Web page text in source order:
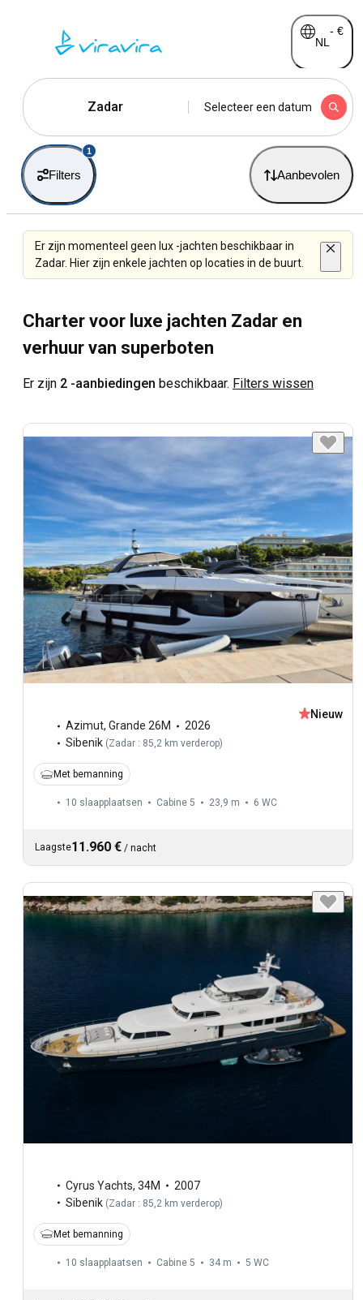
NL
- €
Zadar Selecteer een datum
Filters
1
Aanbevolen
Er zijn momenteel geen lux -jachten beschikbaar in
Zadar. Hier zijn enkele jachten op locaties in de buurt.
Charter voor luxe jachten Zadar en
verhuur van superboten
Er zijn 2 -aanbiedingen beschikbaar. Filters wissen
Azimut, Grande 26M
2026
Sibenik (Zadar : 85,2 km verderop)
Nieuw
Met bemanning
10 slaapplaatsen Cabine 5 23,9 m 6 WC
Laagste11.960 € / nacht
Cyrus Yachts, 34M
2007
Sibenik (Zadar : 85,2 km verderop)
Met bemanning
10 slaapplaatsen Cabine 5 34 m 5 WC